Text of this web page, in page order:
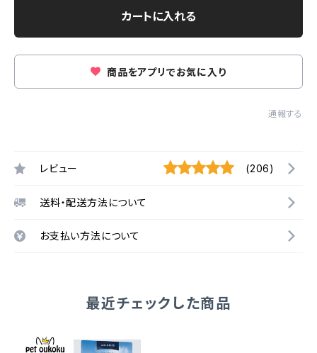
カートに入れる
商品をアプリでお気に入り
通報する
レビュー (206)
送料・配送方法について
お支払い方法について
最近チェックした商品